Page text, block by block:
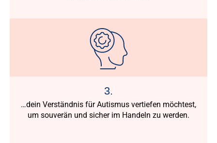
3.
…dein Verständnis für Autismus vertiefen möchtest,
um souverän und sicher im Handeln zu werden.